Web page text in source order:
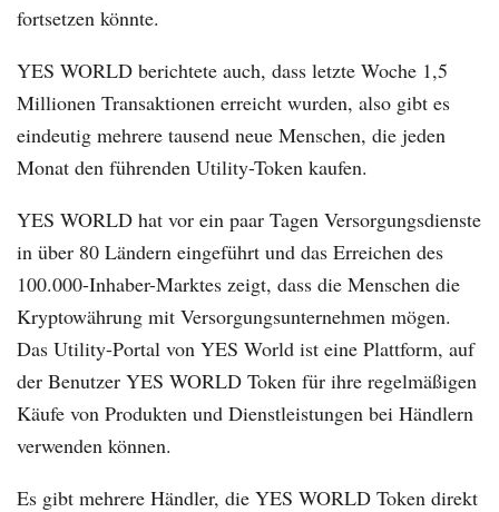
fortsetzen könnte.
YES WORLD berichtete auch, dass letzte Woche 1,5
Millionen Transaktionen erreicht wurden, also gibt es
eindeutig mehrere tausend neue Menschen, die jeden
Monat den führenden Utility-Token kaufen.
YES WORLD hat vor ein paar Tagen Versorgungsdienste
in über 80 Ländern eingeführt und das Erreichen des
100.000-Inhaber-Marktes zeigt, dass die Menschen die
Kryptowährung mit Versorgungsunternehmen mögen.
Das Utility-Portal von YES World ist eine Plattform, auf
der Benutzer YES WORLD Token für ihre regelmäßigen
Käufe von Produkten und Dienstleistungen bei Händlern
verwenden können.
Es gibt mehrere Händler, die YES WORLD Token direkt